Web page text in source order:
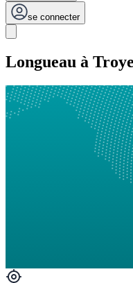
se connecter
Longueau à